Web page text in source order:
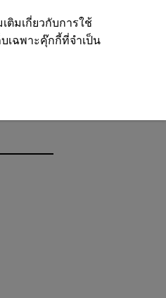
ติมเกี่ยวกับการใช้
บเฉพาะคุ๊กกี้ที่จำเป็น